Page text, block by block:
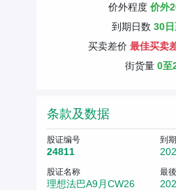
价外程度 价外
到期日数 30
买卖差价 最佳买卖
街货量 0至
条款及数据
股证编号
24811
到
股证名称
理想法巴A9月CW26
最